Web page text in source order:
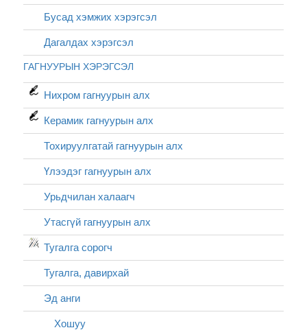
Бусад хэмжих хэрэгсэл
Дагалдах хэрэгсэл
ГАГНУУРЫН ХЭРЭГСЭЛ
Нихром гагнуурын алх
Керамик гагнуурын алх
Тохируулгатай гагнуурын алх
Үлээдэг гагнуурын алх
Урьдчилан халаагч
Утасгүй гагнуурын алх
Тугалга сорогч
Тугалга, давирхай
Эд анги
Хошуу